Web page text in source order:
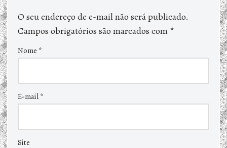
O seu endereço de e-mail não será publicado.
Campos obrigatórios são marcados com *
Nome *
E-mail *
Site